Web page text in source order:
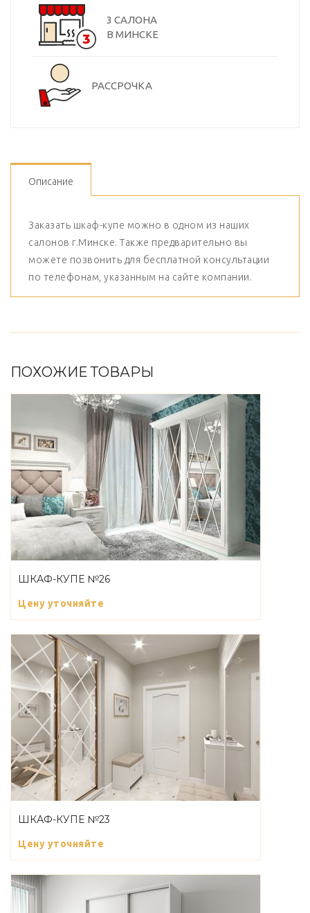
3 САЛОНА
В МИНСКЕ
РАССРОЧКА
Описание
Заказать шкаф-купе можно в одном из наших
салонов г.Минске. Также предварительно вы
можете позвонить для бесплатной консультации
по телефонам, указанным на сайте компании.
ПОХОЖИЕ ТОВАРЫ
ШКАФ-КУПЕ №26
Цену уточняйте
ШКАФ-КУПЕ №23
Цену уточняйте